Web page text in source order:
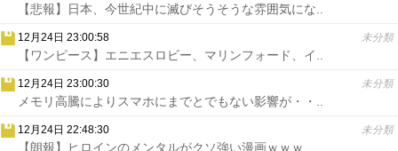
【悲報】日本、今世紀中に滅びそうそうな雰囲気にな..
12月24日 23:00:58 未分類
【ワンピース】エニエスロビー、マリンフォード、イ..
12月24日 23:00:30 未分類
メモリ高騰によりスマホにまでとでもない影響が・・..
12月24日 22:48:30 未分類
【朗報】ヒロインのメンタルがクソ強い漫画ｗｗｗ..